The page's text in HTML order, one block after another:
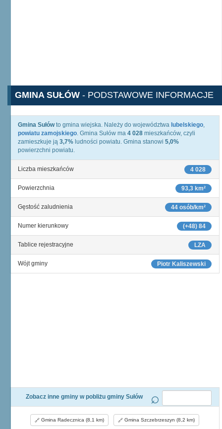
GMINA SUŁÓW - PODSTAWOWE INFORMACJE
Gmina Sułówto gmina wiejska. Należy do województwa lubelskiego,
powiatu zamojskiego. Gmina Sułów ma 4 028 mieszkańców, czyli
zamieszkuje ją 3,7% ludności powiatu. Gmina stanowi 5,0%
powierzchni powiatu.
4 028
Liczba mieszkańców
93,3 km²
Powierzchnia
44 osób/km²
Gęstość zaludnienia
(+48) 84
Numer kierunkowy
LZA
Tablice rejestracyjne
Piotr Kaliszewski
Wójt gminy
Zobacz inne gminy w pobliżu gminy Sułów
Gmina Radecznica (8,1 km) Gmina Szczebrzeszyn (8,2 km)